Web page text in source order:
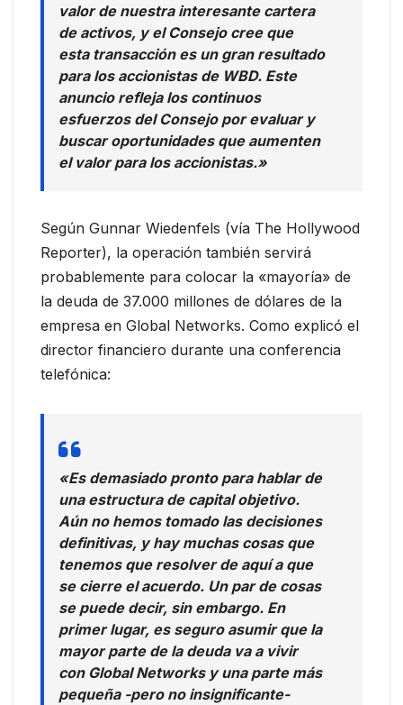
valor de nuestra interesante cartera
de activos, y el Consejo cree que
esta transacción es un gran resultado
para los accionistas de WBD. Este
anuncio refleja los continuos
esfuerzos del Consejo por evaluar y
buscar oportunidades que aumenten
el valor para los accionistas.»
Según Gunnar Wiedenfels (vía The Hollywood
Reporter), la operación también servirá
probablemente para colocar la «mayoría» de
la deuda de 37.000 millones de dólares de la
empresa en Global Networks. Como explicó el
director financiero durante una conferencia
telefónica:
«Es demasiado pronto para hablar de
una estructura de capital objetivo.
Aún no hemos tomado las decisiones
definitivas, y hay muchas cosas que
tenemos que resolver de aquí a que
se cierre el acuerdo. Un par de cosas
se puede decir, sin embargo. En
primer lugar, es seguro asumir que la
mayor parte de la deuda va a vivir
con Global Networks y una parte más
pequeña -pero no insignificante-